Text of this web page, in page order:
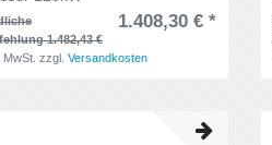
1.482,43 €
1.408,30 € *
zzgl.Versandkosten